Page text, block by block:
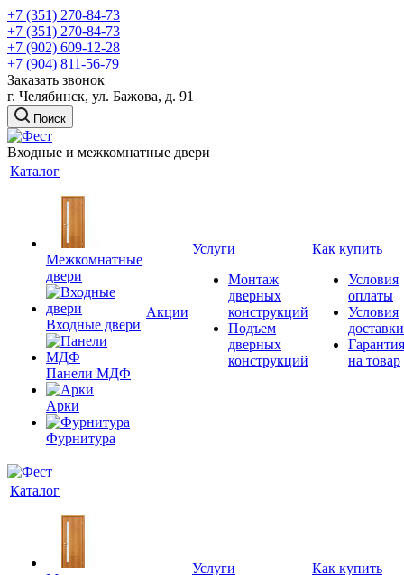
+7 (351) 270-84-73
+7 (351) 270-84-73
+7 (902) 609-12-28
+7 (904) 811-56-79
Заказать звонок
г. Челябинск, ул. Бажова, д. 91
Поиск
Входные и межкомнатные двери
Каталог
Межкомнатные
двери
Входные двери
Панели МДФ
Арки
Фурнитура
Акции
Услуги
Монтаж
дверных
конструкций
Подъем
дверных
конструкций
Как купить
Условия
оплаты
Условия
доставки
Гарантия
на товар
Каталог
Услуги
Как купить